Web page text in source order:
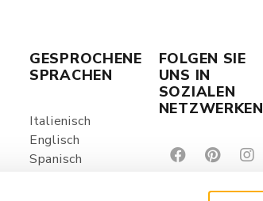
GESPROCHENE
SPRACHEN
Italienisch
Englisch
Spanisch
FOLGEN SIE
UNS IN
SOZIALEN
NETZWERKEN